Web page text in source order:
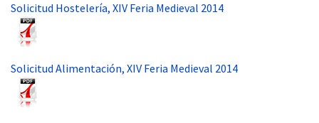
Solicitud Hostelería, XIV Feria Medieval 2014
Solicitud Alimentación, XIV Feria Medieval 2014